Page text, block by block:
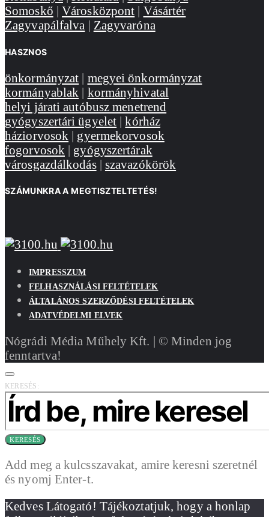
Somoskő |Városközpont | Vásártér
Zagyvapálfalva | Zagyvaróna
HASZNOS
önkormányzat | megyei önkormányzat
kormányablak | kormányhivatal
helyi járati autóbusz menetrend
gyógyszertári ügyelet |kórház
háziorvosok | gyermekorvosok
fogorvosok | gyógyszertárak
városgazdálkodás| szavazókörök
SZÁMUNKRA A MEGTISZTELTETÉS!
IMPRESSZUM
FELHASZNÁLÁSI FELTÉTELEK
ÁLTALÁNOS SZERZŐDÉSI FELTÉTELEK
ADATVÉDELMI ELVEK
Nógrádi Média Műhely Kft. | © Minden jog
fenntartva!
KERESÉS:
KERESÉS
Add meg a kulcsszavakat, amire keresni szeretnél
és nyomj Enter-t.
Kedves Látogató! Tájékoztatjuk, hogy a honlap